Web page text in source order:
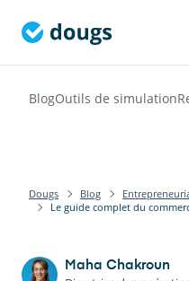
BlogOutils de simulation
Dougs Blog
Le guide complet du
Maha Chakroun